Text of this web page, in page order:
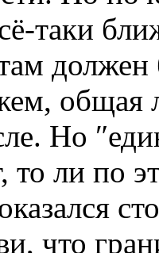
таки
Но
то ли по
что